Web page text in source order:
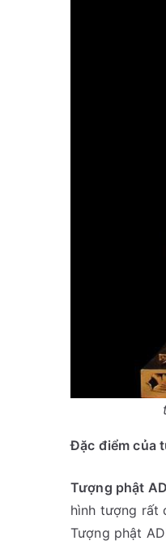
Đặc điểm của
Tượng phật
hình tượng rất
Tượng phật